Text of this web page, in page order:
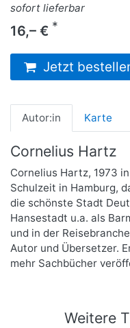
sofort lieferbar
16,– € *
Jetzt
Autor:in Karte
Cornelius Hartz
Cornelius Hartz, 1973
Schulzeit in Hamburg,
die schönste Stadt
Hansestadt u.a. als
und in der
Autor und Übersetzer.
mehr Sachbücher
Weitere